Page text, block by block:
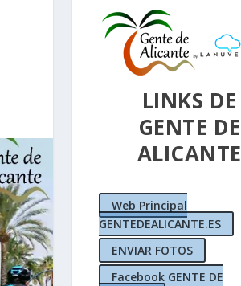
LINKS DE
GENTE DE
ALICANTE
Web Principal
GENTEDEALICANTE.ES
ENVIAR FOTOS
Facebook GENTE DE